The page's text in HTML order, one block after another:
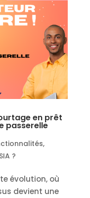
en prêt
passerelle
,
?
évolution, où
devient une